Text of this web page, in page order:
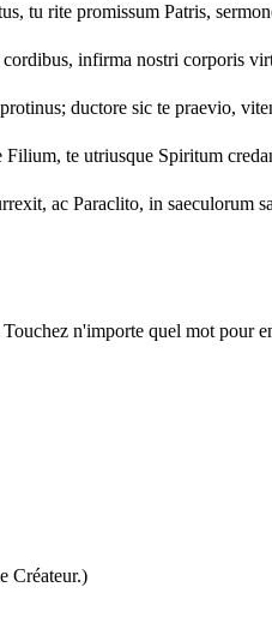
tu rite promissum Patris,
infirma nostri corporis
ductore sic te praevio,
Filium, te utriusque Spiritum
ac Paraclito, in saeculorum
n'importe quel mot pour
Créateur.)